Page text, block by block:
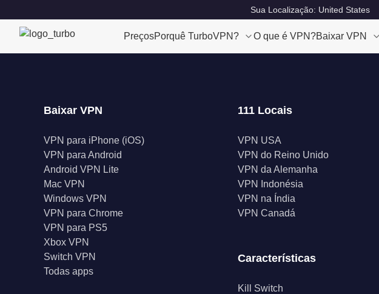
Sua Localização: United States
PreçosPorquê TurboVPN? O que é VPN?Baixar VPN
Baixar VPN
VPN para iPhone (iOS)
VPN para Android
Android VPN Lite
Mac VPN
Windows VPN
VPN para Chrome
VPN para PS5
Xbox VPN
Switch VPN
Todas apps
111 Locais
VPN USA
VPN do Reino Unido
VPN da Alemanha
VPN Indonésia
VPN na Índia
VPN Canadá
Características
Kill Switch